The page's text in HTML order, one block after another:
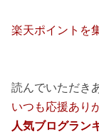
楽天ポイントを
読んでいただき
いつも応援あり
人気ブログラン